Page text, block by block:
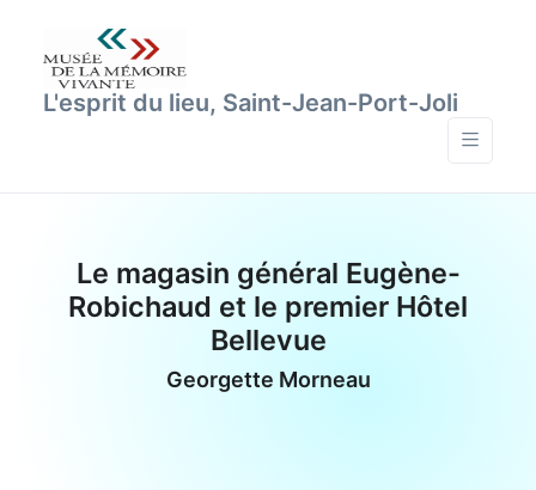
L'esprit du lieu, Saint-Jean-Port-Joli
Le magasin général Eugène-
Robichaud et le premier Hôtel
Bellevue
Georgette Morneau